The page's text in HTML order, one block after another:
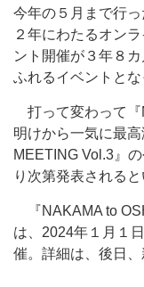
今年の５月まで行
２年にわたるオン
ント開催が３年８
ふれるイベントとな
打って変わって『
明けから一気に最
MEETING Vol.3』
り次第発表されると
『NAKAMA to
は、2024年１月１
催。詳細は、後日、